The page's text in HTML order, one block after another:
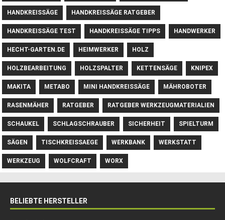
HANDKREISSÄGE HANDKREISSÄGE RATGEBER
HANDKREISSÄGE TEST HANDKREISSÄGE TIPPS HANDWERKER
HECHT-GARTEN.DE HEIMWERKER HOLZ
HOLZBEARBEITUNG HOLZSPALTER KETTENSÄGE KNIPEX
MAKITA METABO MINI HANDKREISSÄGE MÄHROBOTER
RASENMÄHER RATGEBER RATGEBER WERKZEUGMATERIALIEN
SCHAUKEL SCHLAGSCHRAUBER SICHERHEIT SPIELTURM
SÄGEN TISCHKREISSAEGE WERKBANK WERKSTATT
WERKZEUG WOLFCRAFT WORX
BELIEBTE HERSTELLER